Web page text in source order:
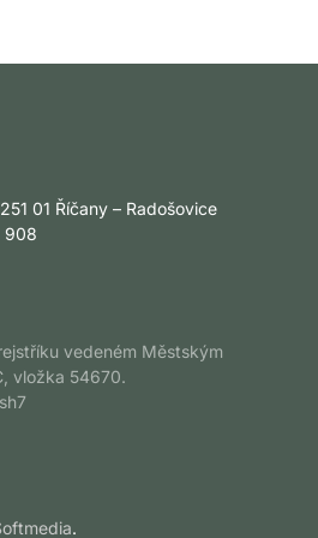
01 Říčany – Radošovice
908
vedeném Městským
vložka 54670.
.